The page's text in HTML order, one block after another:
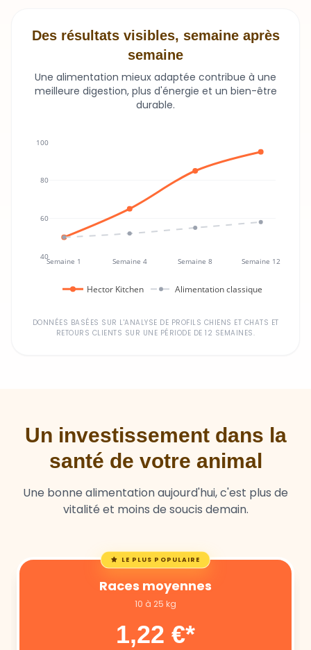
Des résultats visibles, semaine après
semaine
Une alimentation mieux adaptée contribue à une
meilleure digestion, plus d'énergie et un bien-être
durable.
Semaine 1 Semaine 4 Semaine 8 Semaine 12
40
60
80
100
Hector Kitchen Alimentation classique
DONNÉES BASÉES SUR L'ANALYSE DE PROFILS CHIENS ET CHATS ET
RETOURS CLIENTS SUR UNE PÉRIODE DE 12 SEMAINES.
Un investissement dans la
santé de votre animal
Une bonne alimentation aujourd'hui, c'est plus de
vitalité et moins de soucis demain.
LE PLUS POPULAIRE
Races moyennes
10 à 25 kg
1,22 €*